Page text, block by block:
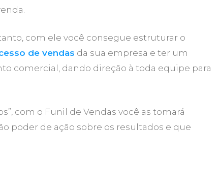
com ele você consegue estruturar o
de vendas da sua empresa e ter um
comercial, dando direção à toda equipe para
com o Funil de Vendas você as tomará
poder de ação sobre os resultados e que